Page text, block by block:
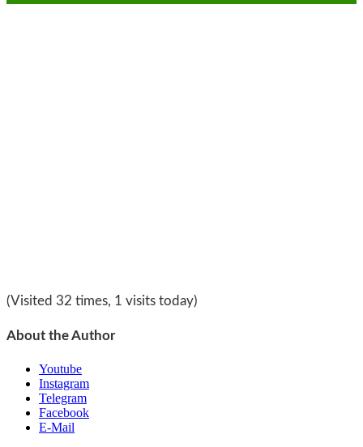
(Visited 32 times, 1 visits today)
About the Author
Youtube
Instagram
Telegram
Facebook
E-Mail